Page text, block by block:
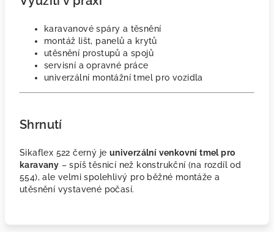
karavanové spáry a těsnění
montáž lišt, panelů a krytů
utěsnění prostupů a spojů
servisní a opravné práce
univerzální montážní tmel pro vozidla
Shrnutí
Sikaflex 522 černý je univerzální venkovní tmel pro
karavany – spíš těsnicí než konstrukční (na rozdíl od
554), ale velmi spolehlivý pro běžné montáže a
utěsnění vystavené počasí.